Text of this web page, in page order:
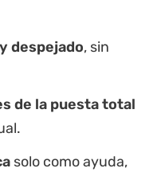
despejado, sin
de la puesta total
solo como ayuda,